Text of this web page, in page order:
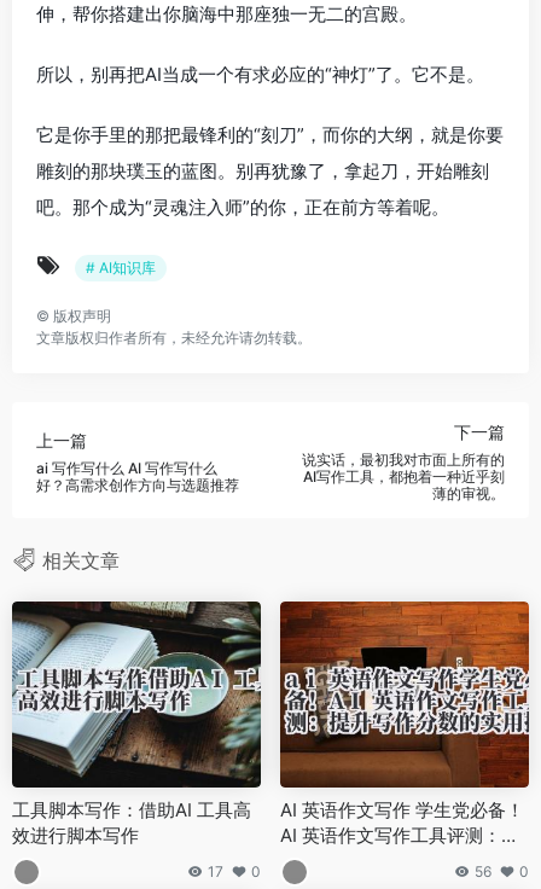
伸，帮你搭建出你脑海中那座独一无二的宫殿。
所以，别再把AI当成一个有求必应的“神灯”了。它不是。
它是你手里的那把最锋利的“刻刀”，而你的大纲，就是你要
雕刻的那块璞玉的蓝图。别再犹豫了，拿起刀，开始雕刻
吧。那个成为“灵魂注入师”的你，正在前方等着呢。
# AI知识库
© 版权声明
文章版权归作者所有，未经允许请勿转载。
上一篇
ai 写作写什么 AI 写作写什么
好？高需求创作方向与选题推荐
下一篇
说实话，最初我对市面上所有的
AI写作工具，都抱着一种近乎刻
薄的审视。
相关文章
工具脚本写作：借助AI 工具高
效进行脚本写作
17 0
AI 英语作文写作 学生党必备！
AI 英语作文写作工具评测：提
升写作分数的实用技巧
56 0